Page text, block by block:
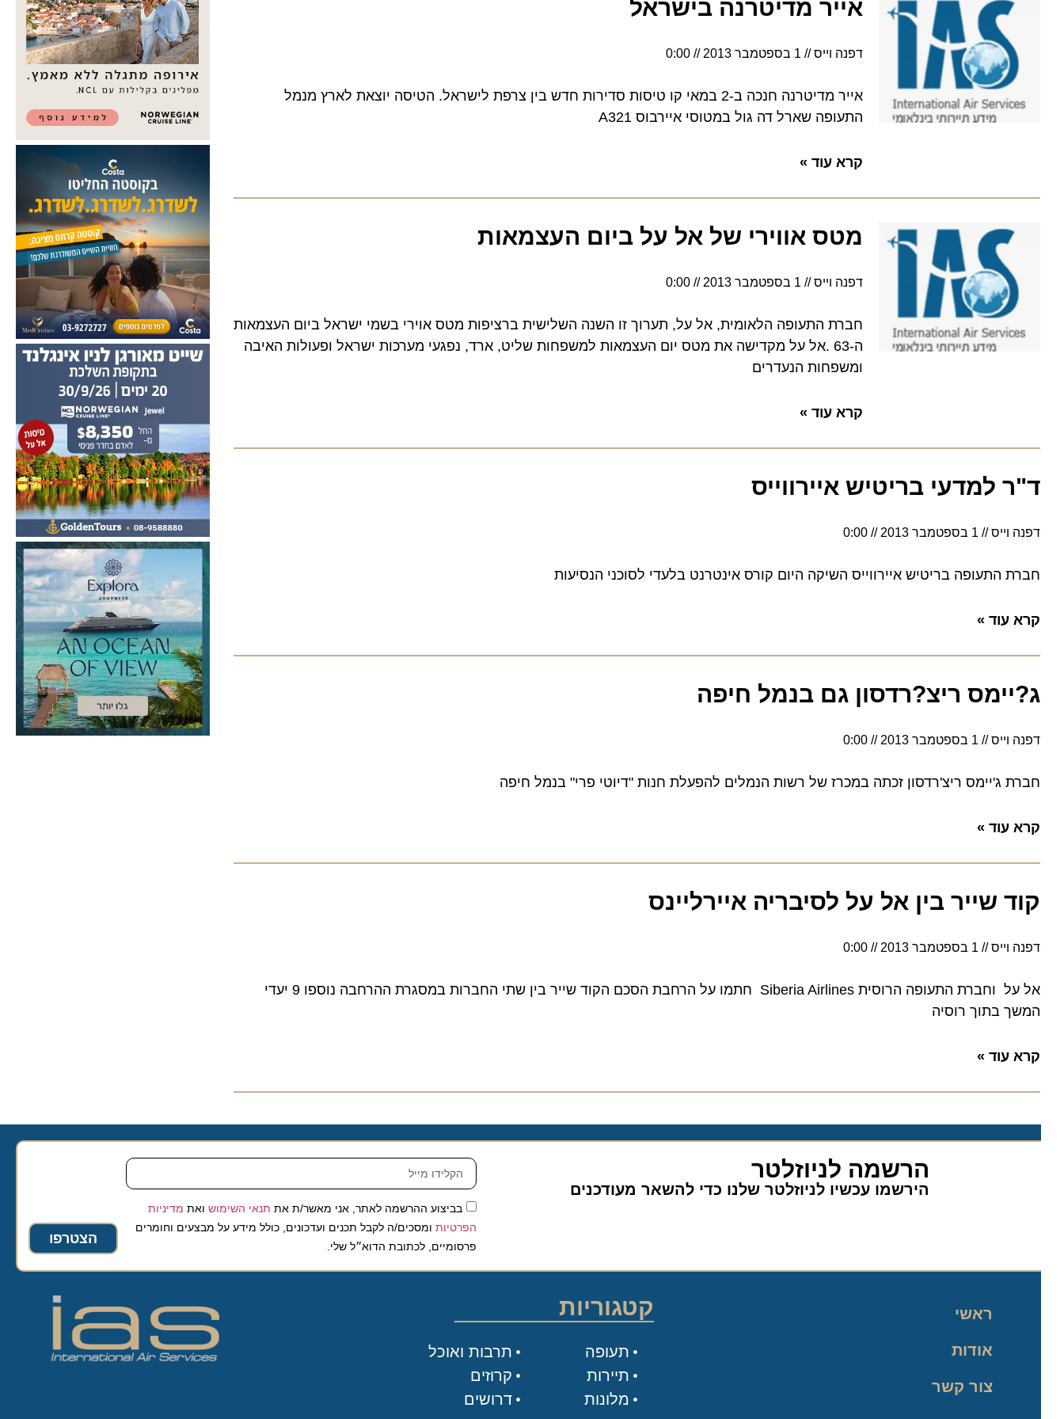
אייר מדיטרנה בישראל
דפנה וייס 1 בספטמבר 2013 0:00
אייר מדיטרנה חנכה ב-2 במאי קו טיסות סדירות חדש בין צרפת לישראל. הטיסה יוצאת לארץ מנמל
התעופה שארל דה גול במטוסי איירבוס A321
קרא עוד »
מטס אווירי של אל על ביום העצמאות
דפנה וייס 1 בספטמבר 2013 0:00
חברת התעופה הלאומית, אל על, תערוך זו השנה השלישית ברציפות מטס אוירי בשמי ישראל ביום העצמאות
ה-63 .אל על מקדישה את מטס יום העצמאות למשפחות שליט, ארד, נפגעי מערכות ישראל ופעולות האיבה
ומשפחות הנעדרים
קרא עוד »
ד"ר למדעי בריטיש איירווייס
דפנה וייס 1 בספטמבר 2013 0:00
חברת התעופה בריטיש איירווייס השיקה היום קורס אינטרנט בלעדי לסוכני הנסיעות
קרא עוד »
ג?יימס ריצ?רדסון גם בנמל חיפה
דפנה וייס 1 בספטמבר 2013 0:00
חברת ג'יימס ריצ'רדסון זכתה במכרז של רשות הנמלים להפעלת חנות "דיוטי פרי" בנמל חיפה
קרא עוד »
קוד שייר בין אל על לסיבריה איירליינס
דפנה וייס 1 בספטמבר 2013 0:00
אל על וחברת התעופה הרוסית Siberia Airlines חתמו על הרחבת הסכם הקוד שייר בין שתי החברות במסגרת ההרחבה נוספו 9 יעדי
המשך בתוך רוסיה
קרא עוד »
הרשמה לניוזלטר
הירשמו עכשיו לניוזלטר שלנו כדי להשאר מעודכנים
בביצוע ההרשמה לאתר, אני מאשר/ת אתתנאי השימושואת מדיניות
הפרטיותומסכים/ה לקבל תכנים ועדכונים, כולל מידע על מבצעים וחומרים
פרסומיים, לכתובת הדוא״ל שלי.
הצטרפו
ראשי
אודות
צור קשר
קטגוריות
תעופה
תיירות
מלונות
תרבות ואוכל
קרוזים
דרושים